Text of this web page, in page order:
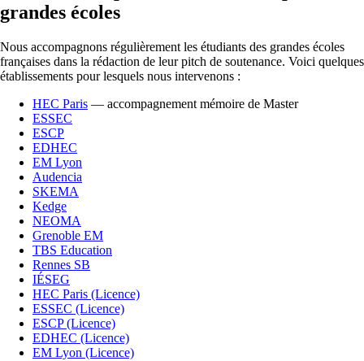
grandes écoles
Nous accompagnons régulièrement les étudiants des grandes écoles
françaises dans la rédaction de leur pitch de soutenance. Voici quelques
établissements pour lesquels nous intervenons :
HEC Paris — accompagnement mémoire de Master
ESSEC
ESCP
EDHEC
EM Lyon
Audencia
SKEMA
Kedge
NEOMA
Grenoble EM
TBS Education
Rennes SB
IÉSEG
HEC Paris (Licence)
ESSEC (Licence)
ESCP (Licence)
EDHEC (Licence)
EM Lyon (Licence)